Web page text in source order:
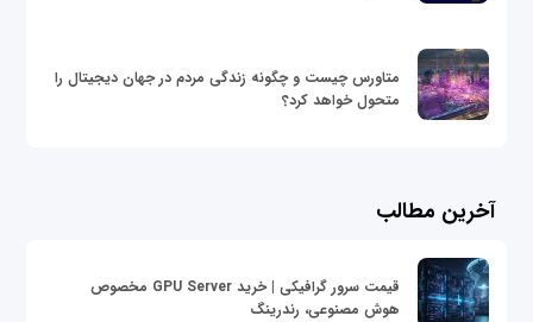
متاورس چیست و چگونه زندگی مردم در جهان دیجیتال را
متحول خواهد کرد؟
آخرین مطالب
قیمت سرور گرافیکی | خرید GPU Server مخصوص
هوش مصنوعی، رندرینگ